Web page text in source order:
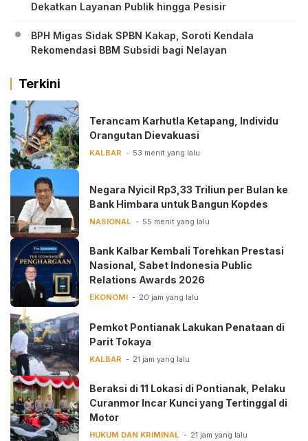
Dekatkan Layanan Publik hingga Pesisir
BPH Migas Sidak SPBN Kakap, Soroti Kendala
Rekomendasi BBM Subsidi bagi Nelayan
Terkini
Terancam Karhutla Ketapang, Individu
Orangutan Dievakuasi
KALBAR 53 menit yang lalu
Negara Nyicil Rp3,33 Triliun per Bulan ke
Bank Himbara untuk Bangun Kopdes
NASIONAL 55 menit yang lalu
Bank Kalbar Kembali Torehkan Prestasi
Nasional, Sabet Indonesia Public
Relations Awards 2026
EKONOMI 20 jam yang lalu
Pemkot Pontianak Lakukan Penataan di
Parit Tokaya
KALBAR 21 jam yang lalu
Beraksi di 11 Lokasi di Pontianak, Pelaku
Curanmor Incar Kunci yang Tertinggal di
Motor
HUKUM DAN KRIMINAL 21 jam yang lalu